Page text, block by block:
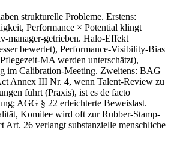
strukturelle Probleme. Erstens:
Performance × Potential klingt
manager-getrieben. Halo-Effekt
bewertet), Performance-Visibility-Bias
MA werden unterschätzt),
im Calibration-Meeting. Zweitens: BAG
Annex III Nr. 4, wenn Talent-Review zu
führt (Praxis), ist es de facto
AGG § 22 erleichterte Beweislast.
Komitee wird oft zur Rubber-Stamp-
Art. 26 verlangt substanzielle menschliche